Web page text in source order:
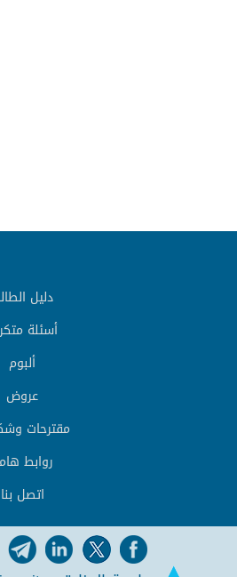
دليل
أسئلة
ألبوم
عروض
مقترحات
روابط
اتصل بنا